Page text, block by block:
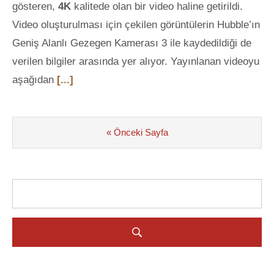
gösteren, 4K kalitede olan bir video haline getirildi.
Video oluşturulması için çekilen görüntülerin Hubble’ın
Geniş Alanlı Gezegen Kamerası 3 ile kaydedildiği de
verilen bilgiler arasında yer alıyor. Yayınlanan videoyu
aşağıdan [...]
« Önceki Sayfa